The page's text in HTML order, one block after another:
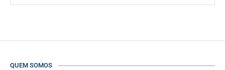
QUEM SOMOS